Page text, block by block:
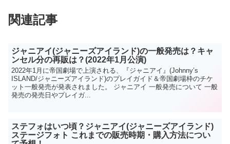
関連記事
ジャニアイ(ジャニーズアイランド)の一般発売は？キャ
ンセル分の再販は？(2022年1月公演)
2022年1月に帝国劇場で上演される、『ジャニアイ』(Johnny’s
ISLAND/ジャニーズアイランド)のプレイガイド＆帝国劇場枠のチケ
ット一般発売が発表されました。 ジャニアイ 一般発売について 一般
発売の発売日やプレイガ...
ステフォはいつ頃？ジャニアイ(ジャニーズアイランド)
ステージフォト これまでの販売時期・購入方法につい